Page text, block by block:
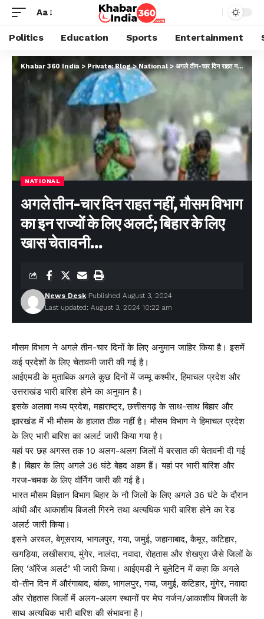
Aa
Politics Education Sports Entertainment
Khabar 360 India > Private: Blog>National > अगले तीन-चार दिन राहत नहीं, मौसम विभाग का इन राज्यों के लिए अलर्ट; बिहार के लिए खास चेतावनी…
NATIONAL
अगले तीन-चार दिन राहत नहीं, मौसम विभाग
का इन राज्यों के लिए अलर्ट; बिहार के लिए
खास चेतावनी…
Last updated: August 3, 2024 10:22 am
News Desk Published August 3, 2024
मौसम विभाग ने अगले तीन-चार दिनों के लिए अनुमान जाहिर किया है। इसमें
कई प्रदेशों के लिए चेतावनी जारी की गई है।
आईएमडी के मुताबिक अगले कुछ दिनों में जम्मू कश्मीर, हिमाचल प्रदेश और
उत्तराखंड भारी बारिश होने का अनुमान है।
इसके अलावा मध्य प्रदेश, महाराष्ट्र, छत्तीसगढ़ के साथ-साथ बिहार और
झारखंड में भी मौसम के हालात ठीक नहीं है। मौसम विभाग ने हिमाचल प्रदेश
के लिए भारी बारिश का अलर्ट जारी किया गया है।
यहां पर छह अगस्त तक 10 अलग-अलग जिलों में बरसात की चेतावनी दी गई
है। बिहार के लिए अगले 36 घंटे बेहद अहम हैं। यहां पर भारी बारिश और
गरज-चमक के लिए वॉर्निंग जारी की गई है।
भारत मौसम विज्ञान विभाग बिहार के नौ जिलों के लिए अगले 36 घंटे के दौरान
आंधी और आकाशीय बिजली गिरने तथा अत्यधिक भारी बारिश होने का रेड
अलर्ट जारी किया।
इसने अरवल, बेगूसराय, भागलपुर, गया, जमुई, जहानाबाद, कैमूर, कटिहार,
खगड़िया, लखीसराय, मुंगेर, नालंदा, नवादा, रोहतास और शेखपुरा जैसे जिलों के
लिए ‘ऑरेंज अलर्ट’ भी जारी किया। आईएमडी ने बुलेटिन में कहा कि अगले
दो-तीन दिन में औरंगाबाद, बांका, भागलपुर, गया, जमुई, कटिहार, मुंगेर, नवादा
और रोहतास जिलों में अलग-अलग स्थानों पर मेघ गर्जन/आकाशीय बिजली के
साथ अत्यधिक भारी बारिश की संभावना है।